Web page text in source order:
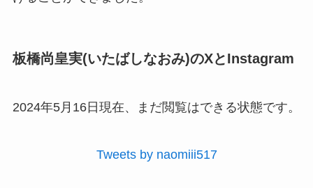
板橋尚皇実(いたばしなおみ)のXとInstagram
2024年5月16日現在、まだ閲覧はできる状態です。
Tweets by naomiii517